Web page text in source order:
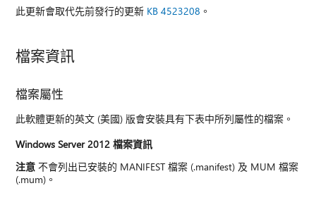
此更新會取代先前發行的更新 KB 4523208 。
檔案資訊
檔案屬性
此軟體更新的英文 (美國) 版會安裝具有下表中所列屬性的檔案。
Windows Server 2012 檔案資訊
注意 不會列出已安裝的 MANIFEST 檔案 (.manifest) 及 MUM 檔案
(.mum)。